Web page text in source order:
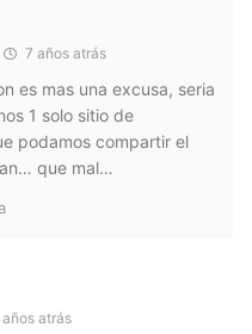
7 años atrás
es mas una excusa, seria
1 solo sitio de
podamos compartir el
que mal…
años atrás